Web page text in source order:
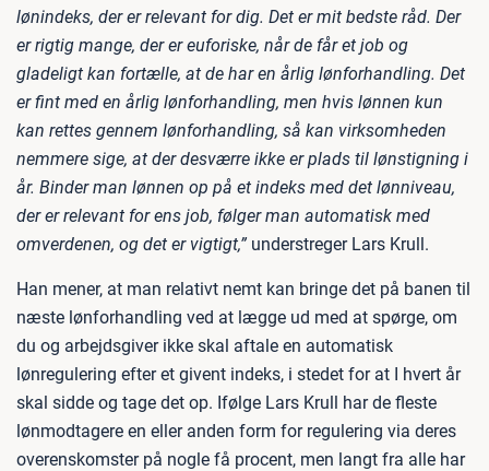
lønindeks, der er relevant for dig. Det er mit bedste råd. Der
er rigtig mange, der er euforiske, når de får et job og
gladeligt kan fortælle, at de har en årlig lønforhandling. Det
er fint med en årlig lønforhandling, men hvis lønnen kun
kan rettes gennem lønforhandling, så kan virksomheden
nemmere sige, at der desværre ikke er plads til lønstigning i
år. Binder man lønnen op på et indeks med det lønniveau,
der er relevant for ens job, følger man automatisk med
omverdenen, og det er vigtigt,” understreger Lars Krull.
Han mener, at man relativt nemt kan bringe det på banen til
næste lønforhandling ved at lægge ud med at spørge, om
du og arbejdsgiver ikke skal aftale en automatisk
lønregulering efter et givent indeks, i stedet for at I hvert år
skal sidde og tage det op. Ifølge Lars Krull har de fleste
lønmodtagere en eller anden form for regulering via deres
overenskomster på nogle få procent, men langt fra alle har